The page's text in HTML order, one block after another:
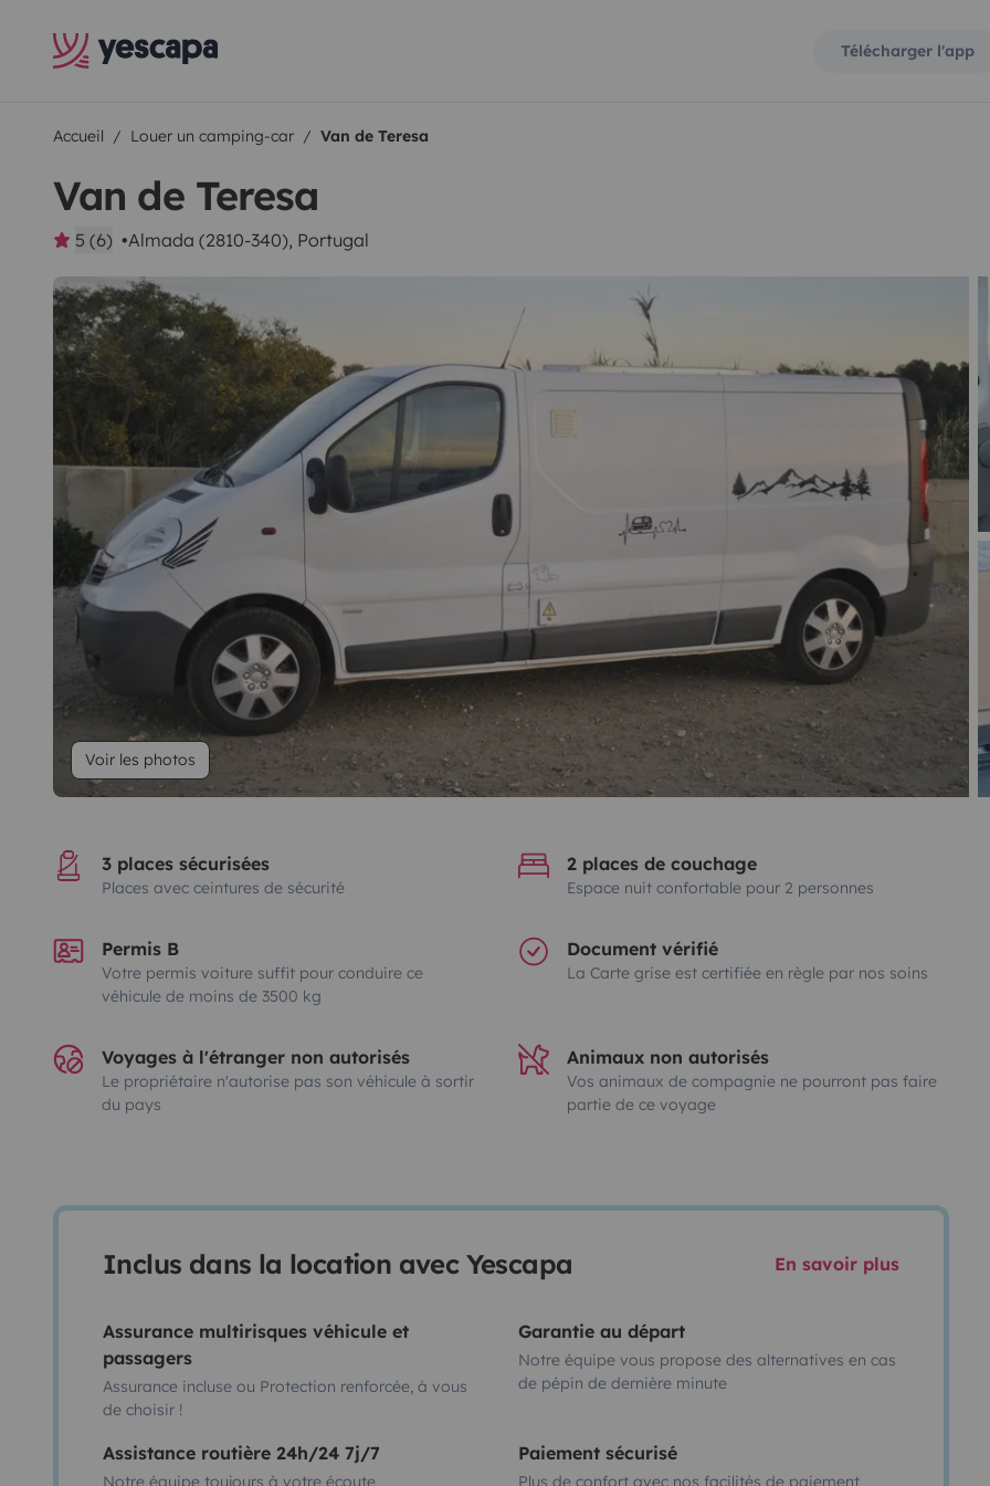
Télécharger l'app
Accueil Louer un camping-car Van de Teresa
Van de Teresa
5 (6) Almada (2810-340), Portugal
Voir les photos
3 places sécurisées
Places avec ceintures de sécurité
2 places de couchage
Espace nuit confortable pour 2 personnes
Permis B
Votre permis voiture suffit pour conduire ce
véhicule de moins de 3500 kg
Document vérifié
La Carte grise est certifiée en règle par nos soins
Voyages à l'étranger non autorisés
Le propriétaire n'autorise pas son véhicule à sortir
du pays
Animaux non autorisés
Vos animaux de compagnie ne pourront pas faire
partie de ce voyage
Inclus dans la location avec Yescapa En savoir plus
Assurance multirisques véhicule et
passagers
Assurance incluse ou Protection renforcée, à vous
de choisir !
Garantie au départ
Notre équipe vous propose des alternatives en cas
de pépin de dernière minute
Assistance routière 24h/24 7j/7
Notre équipe toujours à votre écoute
Paiement sécurisé
Plus de confort avec nos facilités de paiement